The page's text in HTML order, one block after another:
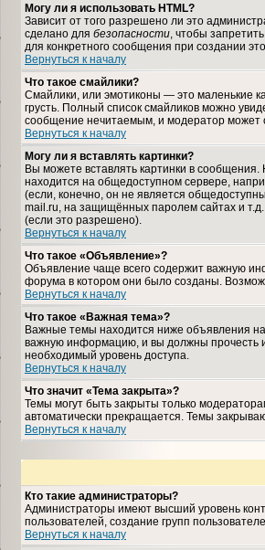
Могу ли я использовать HTML?
Зависит от того разрешено ли это
сделано для безопасности, чтобы
для конкретного сообщения при создании
Вернуться к началу
Что такое смайлики?
Смайлики, или эмотиконы — это маленькие
грусть. Полный список смайликов можно
сообщение нечитаемым, и модератор может
Вернуться к началу
Могу ли я вставлять картинки?
Вы можете вставлять картинки в
находится на общедоступном сервере,
(если, конечно, он не является
mail.ru, на защищённых паролем сайтах и
(если это разрешено).
Вернуться к началу
Что такое «Объявление»?
Объявление чаще всего содержит важную
форума в котором они было созданы.
Вернуться к началу
Что такое «Важная тема»?
Важные темы находится ниже объявления
важную информацию, и вы должны прочесть
необходимый уровень доступа.
Вернуться к началу
Что значит «Тема закрыта»?
Темы могут быть закрыты только
автоматически прекращается. Темы
Вернуться к началу
Кто такие администраторы?
Администраторы имеют высший уровень
пользователей, создание групп
Вернуться к началу